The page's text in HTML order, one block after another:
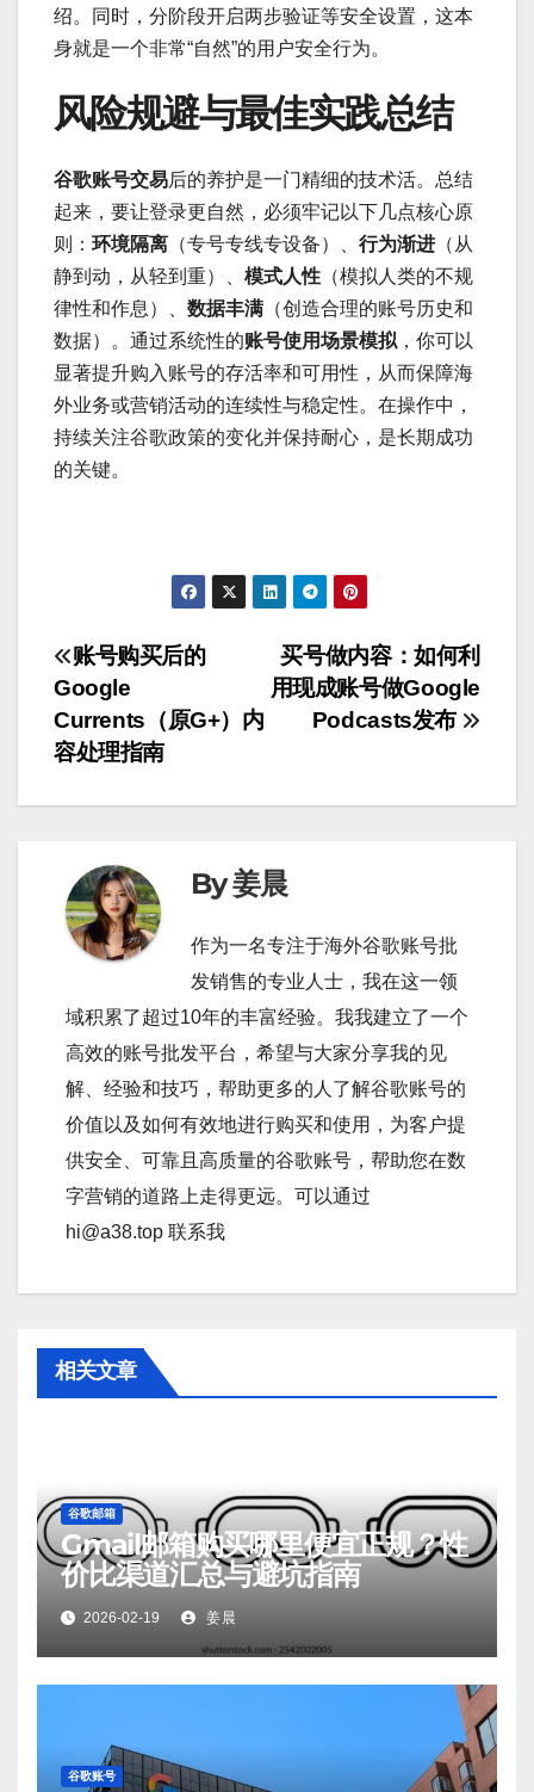
绍。同时，分阶段开启两步验证等安全设置，这本
身就是一个非常“自然”的用户安全行为。
风险规避与最佳实践总结
谷歌账号交易后的养护是一门精细的技术活。总结
起来，要让登录更自然，必须牢记以下几点核心原
则： 环境隔离 （专号专线专设备）、 行为渐进 （从
静到动，从轻到重）、 模式人性 （模拟人类的不规
律性和作息）、 数据丰满 （创造合理的账号历史和
数据）。通过系统性的账号使用场景模拟 ，你可以
显著提升购入账号的存活率和可用性，从而保障海
外业务或营销活动的连续性与稳定性。在操作中，
持续关注谷歌政策的变化并保持耐心，是长期成功
的关键。
文
章
導
覽
买号做内容：如何利
用现成账号做Google
Podcasts发布
账号购买后的
Google
Currents（原G+）内
容处理指南
By 姜晨
作为一名专注于海外谷歌账号批
发销售的专业人士，我在这一领
域积累了超过10年的丰富经验。我我建立了一个
高效的账号批发平台，希望与大家分享我的见
解、经验和技巧，帮助更多的人了解谷歌账号的
价值以及如何有效地进行购买和使用，为客户提
供安全、可靠且高质量的谷歌账号，帮助您在数
字营销的道路上走得更远。可以通过
hi@a38.top 联系我
相关文章
谷歌邮箱
Gmail邮箱购买哪里便宜正规？性
价比渠道汇总与避坑指南
2026-02-19 姜晨
谷歌账号